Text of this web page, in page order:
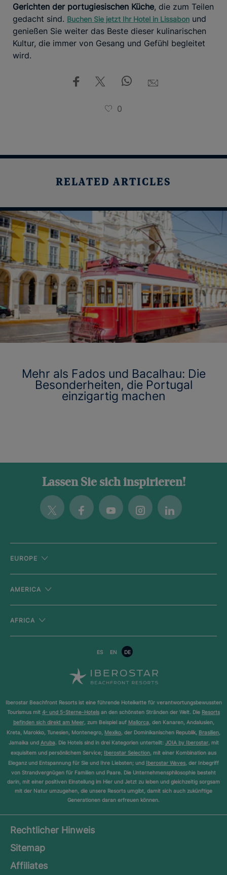
Gerichten der portugiesischen Küche, die zum Teilen
gedacht sind. Buchen Sie jetzt Ihr Hotel in Lissabon und
genießen Sie weiter das Beste dieser kulinarischen
Kultur, die immer von Gesang und Gefühl begleitet
wird.
0
RELATED ARTICLES
Mehr als Fados und Bacalhau: Die
Besonderheiten, die Portugal
einzigartig machen
Lassen Sie sich inspirieren!
Twitter FacebookYoutubeInstagramLinkedin
EUROPE
AMERICA
AFRICA
ES EN DE
Iberostar Beachfront Resorts ist eine führende Hotelkette für verantwortungsbewussten
Tourismus mit 4- und 5-Sterne-Hotels an den schönsten Stränden der Welt. Die Resorts
befinden sich direkt am Meer, zum Beispiel auf Mallorca, den Kanaren, Andalusien,
Kreta, Marokko, Tunesien, Montenegro, Mexiko, der Dominikanischen Republik, Brasilien,
Jamaika und Aruba. Die Hotels sind in drei Kategorien unterteilt: JOIA by Iberostar, mit
exquisitem und persönlichem Service; Iberostar Selection, mit einer Kombination aus
Eleganz und Entspannung für Sie und Ihre Liebsten; und Iberostar Waves, der Inbegriff
von Strandvergnügen für Familien und Paare. Die Unternehmensphilosophie besteht
darin, mit einer positiven Einstellung im Hier und Jetzt zu leben und gleichzeitig sorgsam
mit der Natur umzugehen, die unsere Resorts umgibt, damit sich auch zukünftige
Generationen daran erfreuen können.
Rechtlicher Hinweis
Sitemap
Affiliates